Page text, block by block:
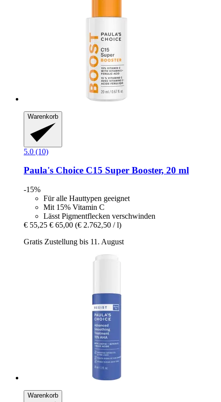
Warenkorb
5.0 (10)
Paula's Choice C15 Super Booster, 20 ml
-15%
Für alle Hauttypen geeignet
Mit 15% Vitamin C
Lässt Pigmentflecken verschwinden
€ 55,25 € 65,00 (€ 2.762,50 / l)
Gratis Zustellung bis 11. August
Warenkorb